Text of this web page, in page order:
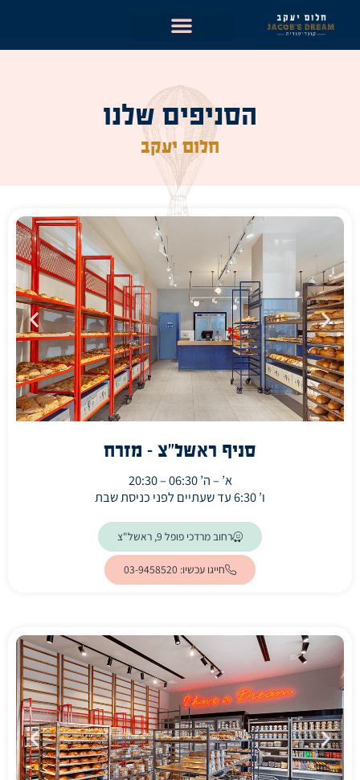
הסניפים שלנו
חלום יעקב
סניף ראשל"צ - מזרח
א’ – ה’ 06:30 – 20:30
ו’ 6:30 עד שעתיים לפני כניסת שבת
רחוב מרדכי פופל 9, ראשל"צ (ייפתח בלשונית חדשה)
חייגו עכשיו: 03-9458520